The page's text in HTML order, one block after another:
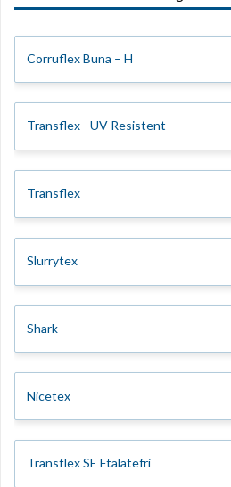
Corruflex Buna – H
Transflex - UV Resistent
Transflex
Slurrytex
Shark
Nicetex
Transflex SE Ftalatefri